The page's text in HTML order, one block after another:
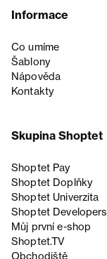
Informace
Co umíme
Šablony
Nápověda
Kontakty
Skupina Shoptet
Shoptet Pay
Shoptet Doplňky
Shoptet Univerzita
Shoptet Developers
Můj první e-shop
Shoptet.TV
Obchodiště